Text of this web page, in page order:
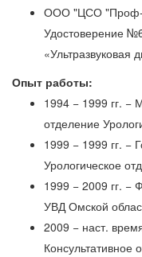
ООО "ЦСО
Удостоверение
«Ультразвуковая
Опыт работы:
1994 − 1999 гг. −
отделение
1999 − 1999 гг. −
Урологическое
1999 − 2009 гг. −
УВД Омской
2009 − наст.
Консультативное